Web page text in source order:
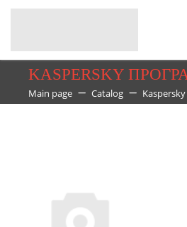
KASPERSKY
Main page Catalog